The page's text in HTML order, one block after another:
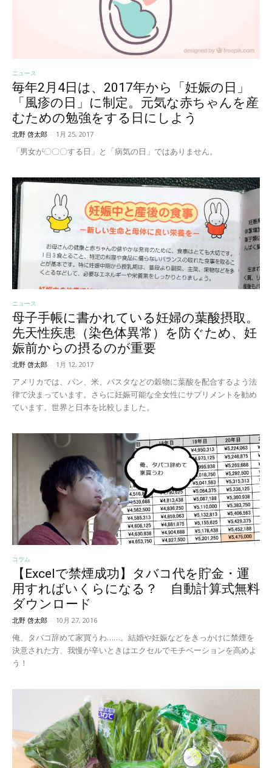
ニュース
毎年2月4日は、2017年から「妊娠の日」
「風疹の日」に制定。元気な赤ちゃんを産
むための勉強をする日にしよう
北野 啓太郎 - 1月 25, 2017
「男女が〇〇〇する日」と「病気の日」ではありません。
ニュース
母子手帳に書かれている妊婦の葉酸摂取。
先天性疾患（染色体異常）を防ぐため、妊
娠前からの摂るのが重要
北野 啓太郎 - 1月 12, 2017
アメリカでは、パン、米、パスタなどの穀物に葉酸を配合するよう法
律で決まっています。さらに妊娠可能な全女性にサプリメントを勧め
ています。世界と日本を比較しました。
コラム
【Excelで禁煙成功】タバコ代を貯金・運
用すればいくらになる？ 自動計算式無料
ダウンロード
北野 啓太郎 - 10月 27, 2016
俺、タバコ辞めて家買うわ……。結婚や妊娠などをきっかけに禁煙を
決意された方、我慢が辛いときはエクセルでモチベーションを高めよ
う！